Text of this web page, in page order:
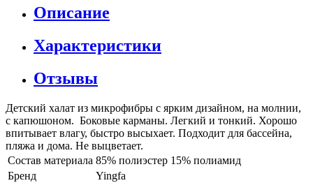
Описание
Характеристики
Отзывы
Детский халат из микрофибры с ярким дизайном, на молнии,
с капюшоном. Боковые карманы. Легкий и тонкий. Хорошо
впитывает влагу, быстро высыхает. Подходит для бассейна,
пляжа и дома. Не выцветает.
Состав материала 85% полиэстер 15% полиамид
Бренд
Yingfa